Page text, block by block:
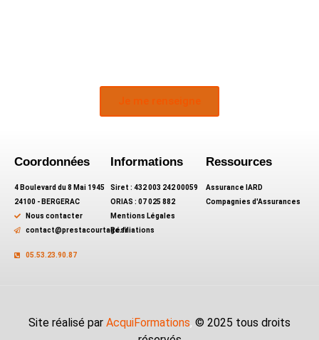
Coordonnées
4 Boulevard du 8 Mai 1945
24100 - BERGERAC
Nous contacter
contact@prestacourtage.fr
05.53.23.90.87
Informations
Siret : 432 003 242 00059
ORIAS : 07 025 882
Mentions Légales
Résiliations
Ressources
Assurance IARD
Compagnies d'Assurances
Site réalisé par AcquiFormations, © 2025 tous droits